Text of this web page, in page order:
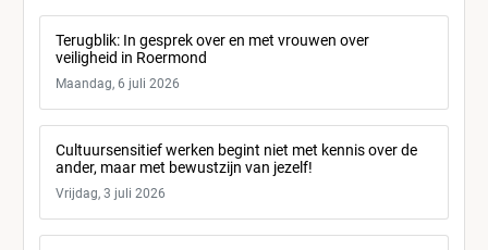
Terugblik: In gesprek over en met vrouwen over
veiligheid in Roermond
Maandag, 6 juli 2026
Cultuursensitief werken begint niet met kennis over de
ander, maar met bewustzijn van jezelf!
Vrijdag, 3 juli 2026